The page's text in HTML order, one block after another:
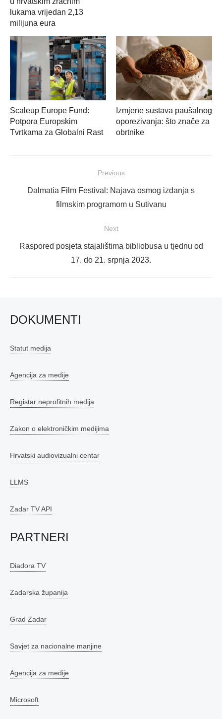
lukama vrijedan 2,13
milijuna eura
Scaleup Europe Fund:
Potpora Europskim
Tvrtkama za Globalni Rast
Izmjene sustava paušalnog
oporezivanja: što znače za
obrtnike
objava
Previous
Previous
Dalmatia Film Festival: Najava osmog izdanja s
filmskim programom u Sutivanu
Next
Next
Raspored posjeta stajalištima bibliobusa u tjednu od
17. do 21. srpnja 2023.
DOKUMENTI
Statut medija
Agencija za medije
Registar neprofitnih medija
Zakon o elektroničkim medijima
Hrvatski audiovizualni centar
LLMS
Zadar TV API
PARTNERI
Diadora TV
Zadarska županija
Grad Zadar
Savjet za nacionalne manjine
Agencija za medije
Microsoft